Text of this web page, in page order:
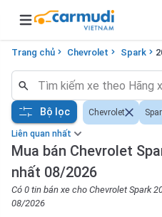
Open main menu
Trang chủ Chevrolet Spark
Liên quan nhất
Mua bán Chevrolet
nhất 08/2026
Có 0 tin bán xe cho Chevrolet Spark
08/2026
Bộ lọc Chevrolet